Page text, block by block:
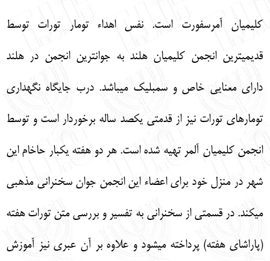
كليميان آمرسفورت است. نفس اهداء تومار تورات توسط
قديمي‏ترين انجمن كليميان هلند به جوان‏ترين انجمن در هلند
داراي معنايي خاص و سمبليك مي‏باشد. درب جايگاه نگهداري
تومارهاي تورات نيز از قدمتي يكصد ساله برخوردار است و توسط
انجمن كليميان آلمر تهيه شده است. هر دو هفته يكبار حاخام اين
شهر در منزل خود براي اعضاء اين انجمن جوان سخنراني مذهبي
مي‏كند. در قسمتي از سخنراني به تفسير و بررسي متن تورات هفته
(پاراشاي هفته) پرداخته مي‏شود و علاوه بر آن عبري نيز آموزش